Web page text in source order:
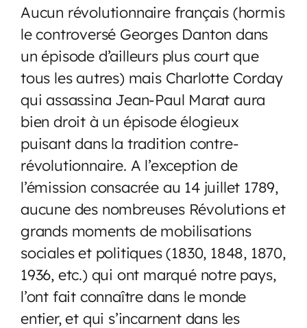
Aucun révolutionnaire français (hormis
le controversé Georges Danton dans
un épisode d’ailleurs plus court que
tous les autres) mais Charlotte Corday
qui assassina Jean-Paul Marat aura
bien droit à un épisode élogieux
puisant dans la tradition contre-
révolutionnaire. A l’exception de
l’émission consacrée au 14 juillet 1789,
aucune des nombreuses Révolutions et
grands moments de mobilisations
sociales et politiques (1830, 1848, 1870,
1936, etc.) qui ont marqué notre pays,
l’ont fait connaître dans le monde
entier, et qui s’incarnent dans les